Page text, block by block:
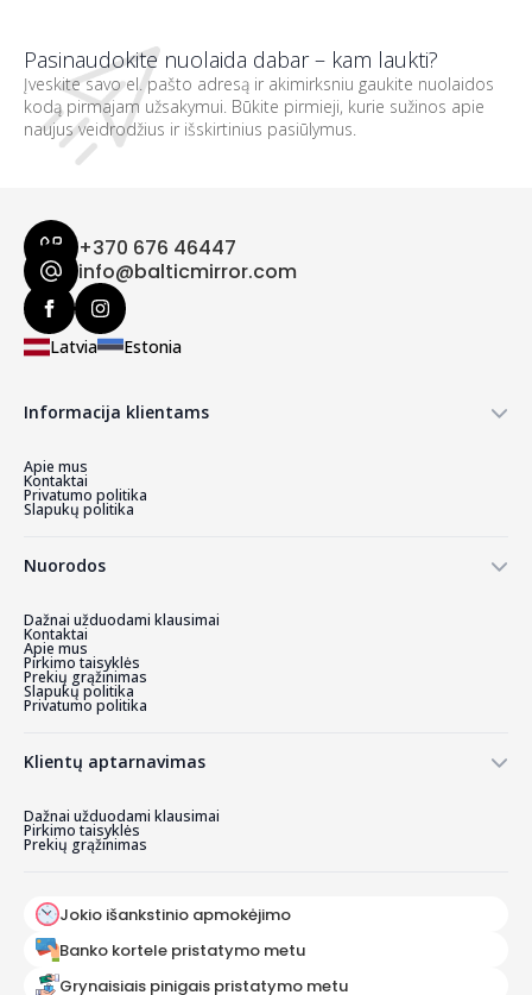
Pasinaudokite nuolaida dabar – kam laukti?
Įveskite savo el. pašto adresą ir akimirksniu gaukite nuolaidos
kodą pirmajam užsakymui. Būkite pirmieji, kurie sužinos apie
naujus veidrodžius ir išskirtinius pasiūlymus.
+370 676 46447
info@balticmirror.com
Latvia Estonia
Informacija klientams
Apie mus
Kontaktai
Privatumo politika
Slapukų politika
Nuorodos
Dažnai užduodami klausimai
Kontaktai
Apie mus
Pirkimo taisyklės
Prekių grąžinimas
Slapukų politika
Privatumo politika
Klientų aptarnavimas
Dažnai užduodami klausimai
Pirkimo taisyklės
Prekių grąžinimas
Jokio išankstinio apmokėjimo
Banko kortele pristatymo metu
Grynaisiais pinigais pristatymo metu